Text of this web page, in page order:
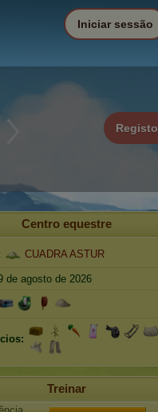
Registo
Iniciar sessão
Centro equestre
CUADRA ASTUR
de agosto de 2026
Treinar